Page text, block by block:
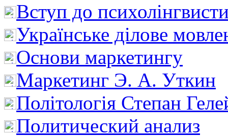
Вступ до
Українське ділове
Основи маркетингу
Маркетинг Э. А. Уткин
Політологія Степан
Политический анализ